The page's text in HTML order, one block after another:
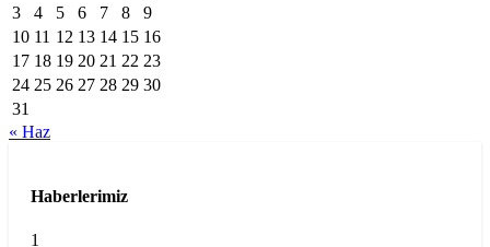
3
4 5 6 7 8
9
10 11 12 13 14 15 16
17 18 19 20 21 22 23
24 25 26 27 28 29 30
31
« Haz
Haberlerimiz
1